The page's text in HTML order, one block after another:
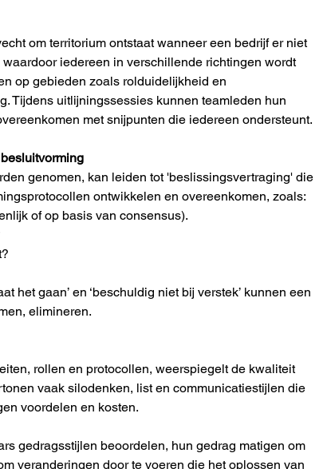
om territorium ontstaat wanneer een bedrijf er niet
iedereen in verschillende richtingen wordt
op gebieden zoals rolduidelijkheid en
Tijdens uitlijningssessies kunnen teamleden hun
met snijpunten die iedereen ondersteunt.
genomen, kan leiden tot 'beslissingsvertraging' die
ontwikkelen en overeenkomen, zoals:
of op basis van consensus).
het gaan’ en ‘beschuldig niet bij verstek’ kunnen een
elimineren.
rollen en protocollen, weerspiegelt de kwaliteit
vaak silodenken, list en communicatiestijlen die
voordelen en kosten.
gedragsstijlen beoordelen, hun gedrag matigen om
veranderingen door te voeren die het oplossen van